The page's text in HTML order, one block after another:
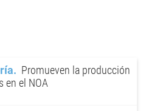
Promueven la producción
en el NOA